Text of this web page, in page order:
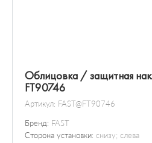
Облицовка / защитная
FT90746
Артикул: FAST@FT90746
Бренд: FAST
Сторона установки: снизу; слева